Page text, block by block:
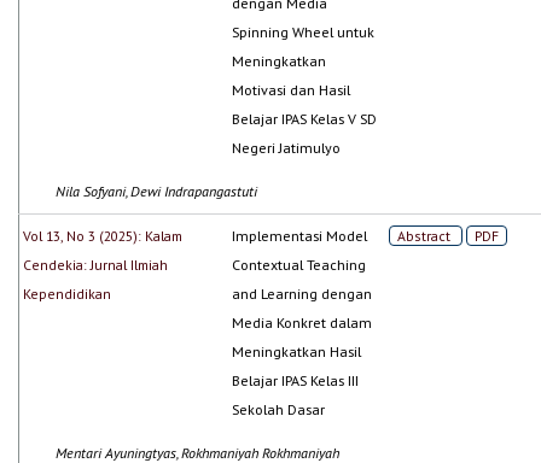
Spinning Wheel untuk
Meningkatkan
Motivasi dan Hasil
Belajar IPAS Kelas V SD
Negeri Jatimulyo
Nila Sofyani, Dewi Indrapangastuti
Vol 13, No 3 (2025): Kalam
Cendekia: Jurnal Ilmiah
Kependidikan
Implementasi Model
Contextual Teaching
and Learning dengan
Media Konkret dalam
Meningkatkan Hasil
Belajar IPAS Kelas III
Sekolah Dasar
Abstract PDF
Mentari Ayuningtyas, Rokhmaniyah Rokhmaniyah